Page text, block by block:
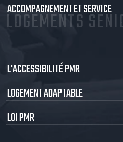
ACCOMPAGNEMENT ET SERVICE
LOGEMENTS
L'ACCESSIBILITÉ PMR
LOGEMENT ADAPTABLE
LOI PMR